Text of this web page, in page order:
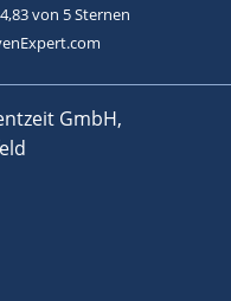
4,83von 5Sternen
GmbH,